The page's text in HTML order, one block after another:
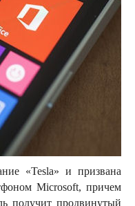
«Tesla» и призвана
Microsoft, причем
получит продвинутый